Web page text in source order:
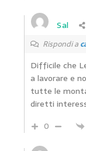
Sal
Rispondi a
Difficile che
a lavorare e
tutte le
diretti
0